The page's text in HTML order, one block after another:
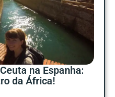
na Espanha:
da África!